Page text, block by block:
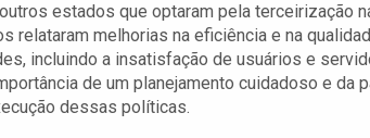
estados que optaram pela terceirização
relataram melhorias na eficiência e na
incluindo a insatisfação de usuários e
de um planejamento cuidadoso e da
dessas políticas.